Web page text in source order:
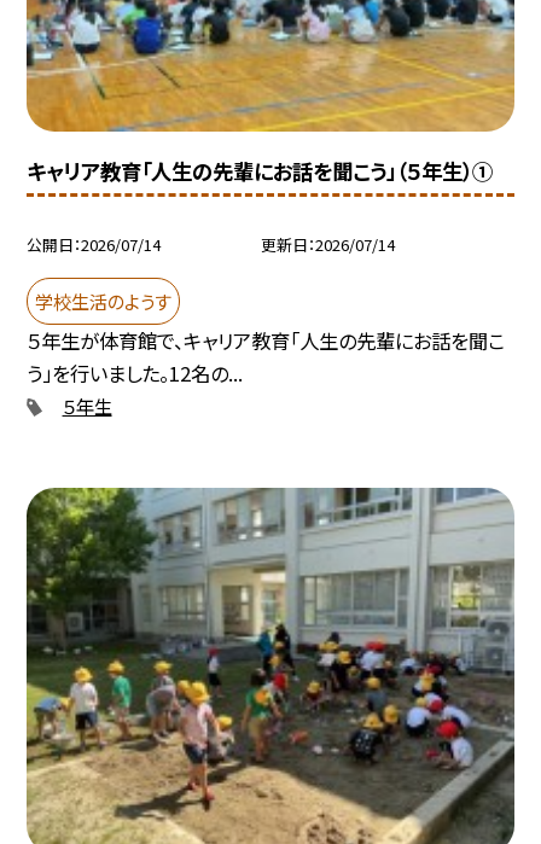
キャリア教育「人生の先輩にお話を聞こう」（５年生）①
公開日 2026/07/14 更新日 2026/07/14
学校生活のようす
５年生が体育館で、キャリア教育「人生の先輩にお話を聞こ
う」を行いました。12名の...
５年生